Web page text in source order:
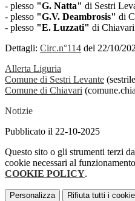
- plesso "G. Natta" di Sestri
- plesso "G.V. Deambrosis" di
- plesso "E. Luzzati" di
Dettagli: Circ.n°114 del 22/10/
Allerta Liguria
Comune di Sestri Levante
Comune di Chiavari
Notizie
Pubblicato il 22-10-2025
Questo sito o gli strumenti terzi
cookie necessari al
COOKIE POLICY.
Personalizza Rifiuta tutti i